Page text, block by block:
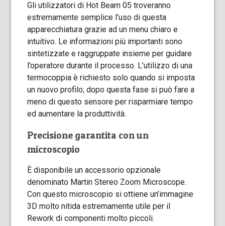
Gli utilizzatori di Hot Beam 05 troveranno
estremamente semplice l’uso di questa
apparecchiatura grazie ad un menu chiaro e
intuitivo. Le informazioni più importanti sono
sintetizzate e raggruppate insieme per guidare
l’operatore durante il processo. L’utilizzo di una
termocoppia è richiesto solo quando si imposta
un nuovo profilo; dopo questa fase si può fare a
meno di questo sensore per risparmiare tempo
ed aumentare la produttività.
Precisione garantita con un
microscopio
È disponibile un accessorio opzionale
denominato Martin Stereo Zoom Microscope.
Con questo microscopio si ottiene un’immagine
3D molto nitida estremamente utile per il
Rework di componenti molto piccoli.